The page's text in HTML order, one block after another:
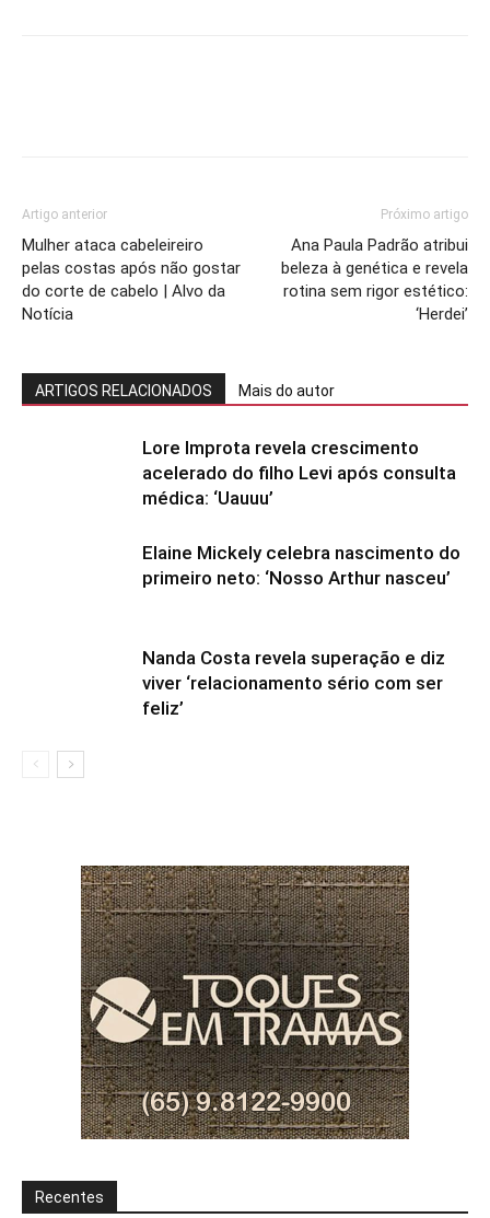
Artigo anterior
Mulher ataca cabeleireiro
pelas costas após não gostar
do corte de cabelo | Alvo da
Notícia
Próximo artigo
Ana Paula Padrão atribui
beleza à genética e revela
rotina sem rigor estético:
‘Herdei’
ARTIGOS RELACIONADOS Mais do autor
Lore Improta revela crescimento
acelerado do filho Levi após consulta
médica: ‘Uauuu’
Elaine Mickely celebra nascimento do
primeiro neto: ‘Nosso Arthur nasceu’
Nanda Costa revela superação e diz
viver ‘relacionamento sério com ser
feliz’
Recentes